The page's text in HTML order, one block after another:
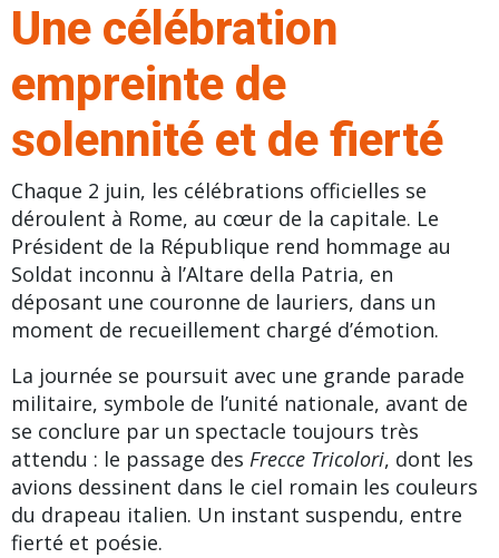
Une célébration
empreinte de
solennité et de fierté
Chaque 2 juin, les célébrations officielles se
déroulent à Rome, au cœur de la capitale. Le
Président de la République rend hommage au
Soldat inconnu à l’Altare della Patria, en
déposant une couronne de lauriers, dans un
moment de recueillement chargé d’émotion.
La journée se poursuit avec une grande parade
militaire, symbole de l’unité nationale, avant de
se conclure par un spectacle toujours très
attendu : le passage des Frecce Tricolori, dont les
avions dessinent dans le ciel romain les couleurs
du drapeau italien. Un instant suspendu, entre
fierté et poésie.